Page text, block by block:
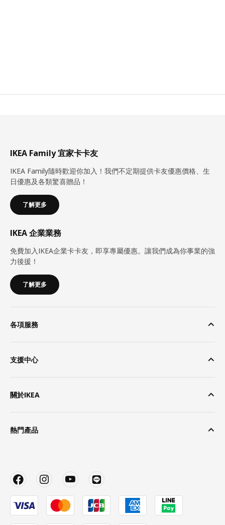
IKEA Family 宜家卡卡友
IKEA Family隨時歡迎你加入！我們不定期提供卡友優惠價格、生
日優惠及各類驚喜贈品！
了解更多
IKEA 企業業務
免費加入IKEA企業卡卡友，即享專屬優惠。讓我們成為你事業的強
力後援！
了解更多
各項服務
支援中心
關於IKEA
熱門產品